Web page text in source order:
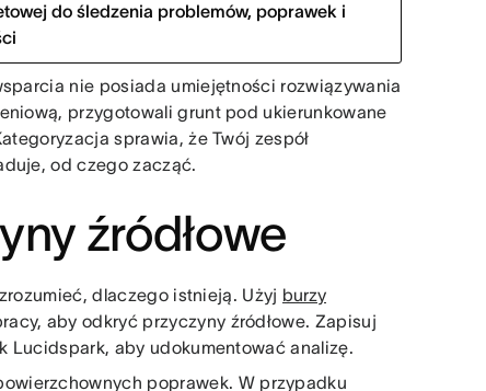
do śledzenia problemów, poprawek i
nie posiada umiejętności rozwiązywania
przygotowali grunt pod ukierunkowane
sprawia, że Twój zespół
od czego zacząć.
źródłowe
dlaczego istnieją. Użyj burzy
aby odkryć przyczyny źródłowe. Zapisuj
Lucidspark, aby udokumentować analizę.
poprawek. W przypadku